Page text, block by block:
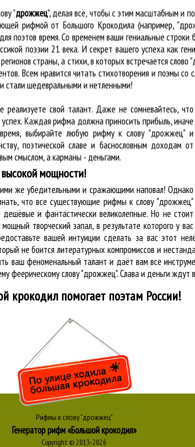
"дрожжец", делая всё, чтобы с этим масштабным и
рифмой от Большого Крокодила (например,
время. Со временем ваши гениальные строки
поэзии 21 века. И секрет вашего успеха как
страны, а стихи, в которых встречаетсяслово
Всем нравится читать стихотворения и поэмы
стали шедевральными и нетленными!
свой талант. Даже не сомневайтесь, что
Каждая рифма должна приносить прибыль, иначе
выбирайте любую рифму к слову "дрожжец" и
поэтической славе и баснословным доходам от
смыслом, а карманы - деньгами.
мощности!
же убедительными и сражающими наповал! Однако
что все существующие рифмы к слову "дрожжец"
и фантастически великолепные. Но не стоит
творческий запал, в результате которого у вас
вашей интуиции сделать за вас этот
не боится литературных компромиссов и
ваш феноменальный талант и даёт вам все
феерическому слову "дрожжец". Слава и деньги ждут
крокодил помогает поэтам России!
Рифмы к слову "дрожжец"
Генератор рифм «Большой крокодил»
Copyright © 2013-2026